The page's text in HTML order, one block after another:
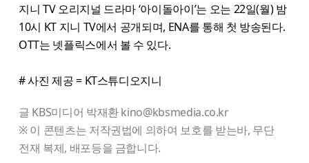
지니 TV 오리지널 드라마 ‘아이돌아이’는 오는 22일(월) 밤
10시 KT 지니 TV에서 공개되며, ENA를 통해 첫 방송된다.
OTT는 넷플릭스에서 볼 수 있다.
# 사진 제공 = KT스튜디오지니
글 KBS미디어 박재환 kino@kbsmedia.co.kr
※ 이 콘텐츠는 저작권법에 의하여 보호를 받는바, 무단
전재 복제, 배포등을 금합니다.